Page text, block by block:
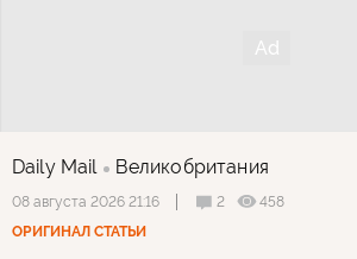
Daily Mail Великобритания
08 августа 2026 21:16 2
458
ОРИГИНАЛ СТАТЬИ